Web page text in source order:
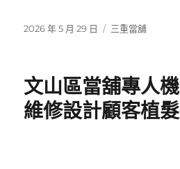
發
2026 年 5 月 29 日
分
三重當舖
文山區當舖專人
維修設計顧客植